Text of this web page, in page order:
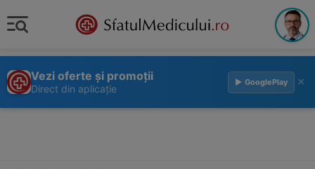
Vezi oferte și promoții
Direct din aplicație
▶ GooglePlay ×